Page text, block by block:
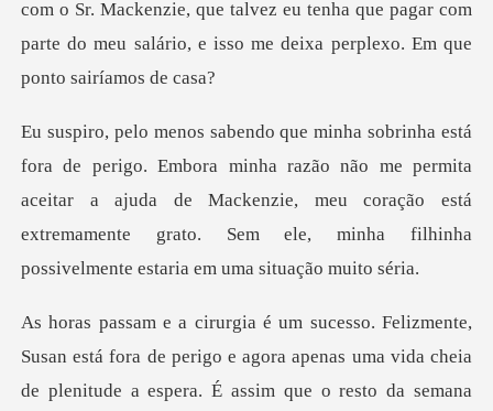
com o Sr. Mackenzie
a razão não me permita
aceitar a ajuda de Mackenzie, meu coração está
extremamente
a cheia
de plenitude a espera. É assim que o resto da semana